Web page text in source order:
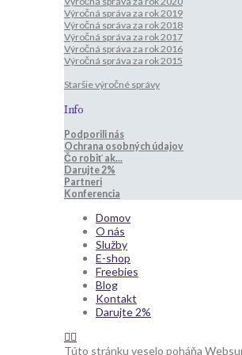
Výročná správa za rok 2019
Výročná správa za rok 2018
Výročná správa za rok 2017
Výročná správa za rok 2016
Výročná správa za rok 2015
Staršie výročné správy
Info
Podporili nás
Ochrana osobných údajov
Čo robiť ak...
Darujte 2%
Partneri
Konferencia
Domov
O nás
Služby
E-shop
Freebies
Blog
Kontakt
Darujte 2%
Túto stránku veselo poháňa